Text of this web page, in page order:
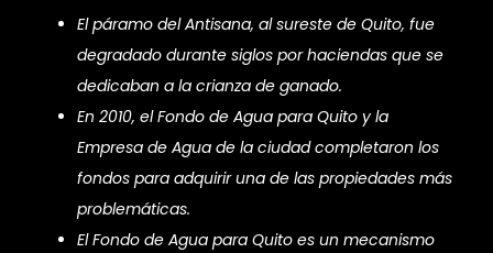
El páramo del Antisana, al sureste de Quito, fue
degradado durante siglos por haciendas que se
dedicaban a la crianza de ganado.
En 2010, el Fondo de Agua para Quito y la
Empresa de Agua de la ciudad completaron los
fondos para adquirir una de las propiedades más
problemáticas.
El Fondo de Agua para Quito es un mecanismo